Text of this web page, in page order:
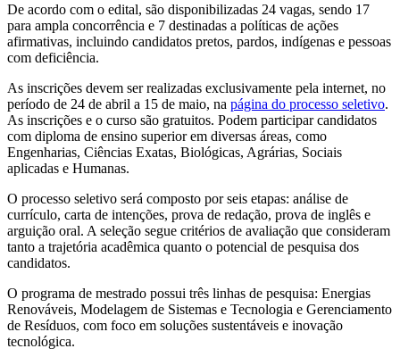
De acordo com o edital, são disponibilizadas 24 vagas, sendo 17
para ampla concorrência e 7 destinadas a políticas de ações
afirmativas, incluindo candidatos pretos, pardos, indígenas e pessoas
com deficiência.
As inscrições devem ser realizadas exclusivamente pela internet, no
período de 24 de abril a 15 de maio, na página do processo seletivo.
As inscrições e o curso são gratuitos. Podem participar candidatos
com diploma de ensino superior em diversas áreas, como
Engenharias, Ciências Exatas, Biológicas, Agrárias, Sociais
aplicadas e Humanas.
O processo seletivo será composto por seis etapas: análise de
currículo, carta de intenções, prova de redação, prova de inglês e
arguição oral. A seleção segue critérios de avaliação que consideram
tanto a trajetória acadêmica quanto o potencial de pesquisa dos
candidatos.
O programa de mestrado possui três linhas de pesquisa: Energias
Renováveis, Modelagem de Sistemas e Tecnologia e Gerenciamento
de Resíduos, com foco em soluções sustentáveis e inovação
tecnológica.